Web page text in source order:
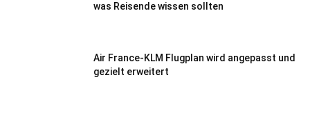
was Reisende wissen sollten
Air France-KLM Flugplan wird angepasst und
gezielt erweitert